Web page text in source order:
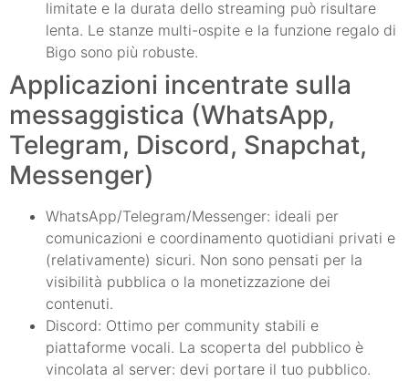
limitate e la durata dello streaming può risultare
lenta. Le stanze multi-ospite e la funzione regalo di
Bigo sono più robuste.
Applicazioni incentrate sulla
messaggistica (WhatsApp,
Telegram, Discord, Snapchat,
Messenger)
WhatsApp/Telegram/Messenger: ideali per
comunicazioni e coordinamento quotidiani privati e
(relativamente) sicuri. Non sono pensati per la
visibilità pubblica o la monetizzazione dei
contenuti.
Discord: Ottimo per community stabili e
piattaforme vocali. La scoperta del pubblico è
vincolata al server: devi portare il tuo pubblico.